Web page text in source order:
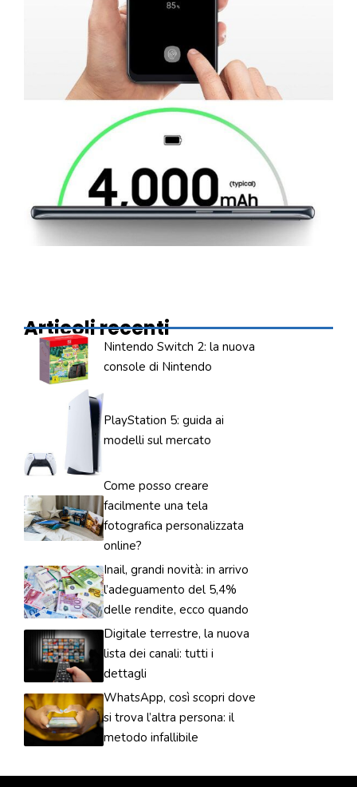
Articoli recenti
Nintendo Switch 2: la nuova
console di Nintendo
PlayStation 5: guida ai
modelli sul mercato
Come posso creare
facilmente una tela
fotografica personalizzata
online?
Inail, grandi novità: in arrivo
l’adeguamento del 5,4%
delle rendite, ecco quando
Digitale terrestre, la nuova
lista dei canali: tutti i
dettagli
WhatsApp, così scopri dove
si trova l’altra persona: il
metodo infallibile